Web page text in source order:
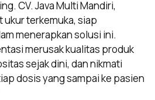
CV. Java Multi Mandiri,
terkemuka, siap
menerapkan solusi ini.
merusak kualitas produk
sejak dini, dan nikmati
dosis yang sampai ke pasien